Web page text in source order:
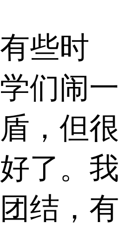
些时
们闹一
，但很
了。我
结，有